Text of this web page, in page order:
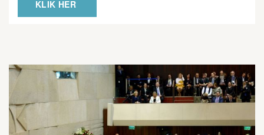
KLIK HER